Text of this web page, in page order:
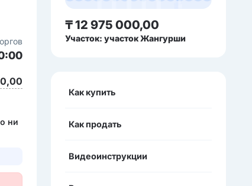
ни
₸ 12 975 000,00
Участок: участок Жангурши
Как купить
Как продать
Видеоинструкции